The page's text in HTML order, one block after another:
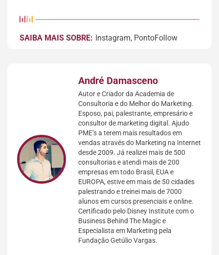
SAIBA MAIS SOBRE: Instagram, PontoFollow
André Damasceno
Autor e Criador da Academia de
Consultoria e do Melhor do Marketing.
Esposo, pai, palestrante, empresário e
consultor de marketing digital. Ajudo
PME’s a terem mais resultados em
vendas através do Marketing na Internet
desde 2009. Já realizei mais de 500
consultorias e atendi mais de 200
empresas em todo Brasil, EUA e
EUROPA, estive em mais de 50 cidades
palestrando e treinei mais de 7000
alunos em cursos presenciais e online.
Certificado pelo Disney Institute com o
Business Behind The Magic e
Especialista em Marketing pela
Fundação Getúlio Vargas.